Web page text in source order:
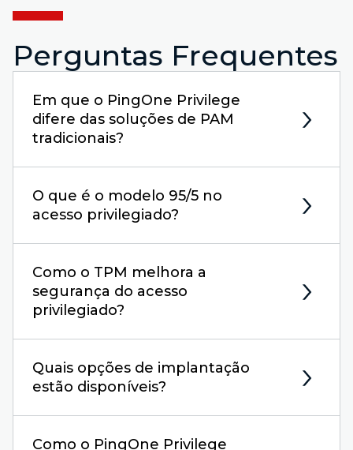
Perguntas Frequentes
Em que o PingOne Privilege
difere das soluções de PAM
tradicionais?
O que é o modelo 95/5 no
acesso privilegiado?
Como o TPM melhora a
segurança do acesso
privilegiado?
Quais opções de implantação
estão disponíveis?
Como o PingOne Privilege